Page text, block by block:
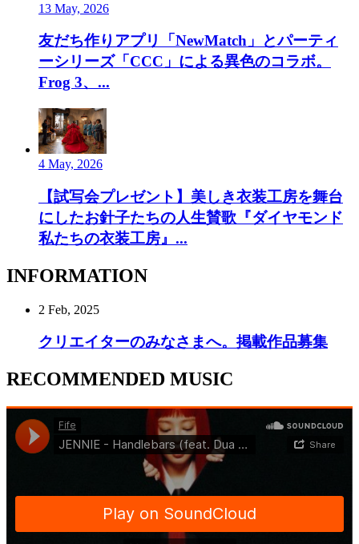
13 May, 2026
友だち作りアプリ「NewMatch」とパーティ
ーシリーズ「CCC」による異色のコラボ。
Frog 3、...
4 May, 2026
【試写会プレゼント】美しき衣装工房を舞台
にしたお針子たちの人生賛歌『ダイヤモンド
私たちの衣装工房』...
INFORMATION
2 Feb, 2025
クリエイターのみなさまへ。掲載作品募集
RECOMMENDED MUSIC